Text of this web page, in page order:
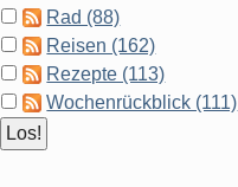
Rad (88)
Reisen (162)
Rezepte (113)
Wochenrückblick (111)